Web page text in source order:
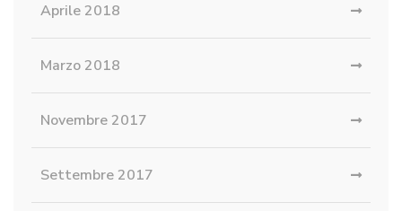
Aprile 2018
Marzo 2018
Novembre 2017
Settembre 2017